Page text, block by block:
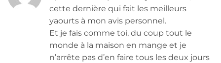
cette dernière qui fait les meilleurs
yaourts à mon avis personnel.
Et je fais comme toi, du coup tout le
monde à la maison en mange et je
n’arrête pas d’en faire tous les deux jours